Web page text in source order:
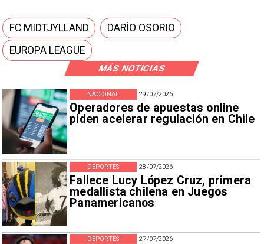
MÁS NOTICIAS
29/07/2026
Operadores de apuestas online
piden acelerar regulación en Chile
NACIONAL
28/07/2026
Fallece Lucy López Cruz, primera
medallista chilena en Juegos
Panamericanos
DEPORTES
27/07/2026
DEPORTES
FC MIDTJYLLAND
DARÍO OSORIO
EUROPA LEAGUE